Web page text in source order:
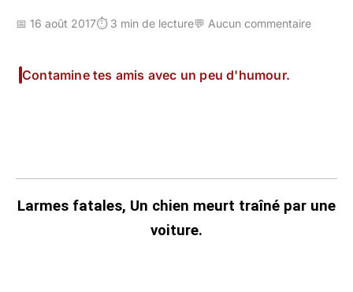
📅 16 août 2017⏱️ 3 min de lecture💬 Aucun commentaire
Contamine tes amis avec un peu d'humour.
Larmes fatales, Un chien meurt traîné par une
voiture.